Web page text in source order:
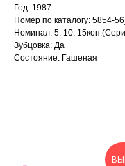
Год: 1987
Номер по каталогу: 5854-
Номинал: 5, 10,
Зубцовка: Да
Состояние: Гашеная